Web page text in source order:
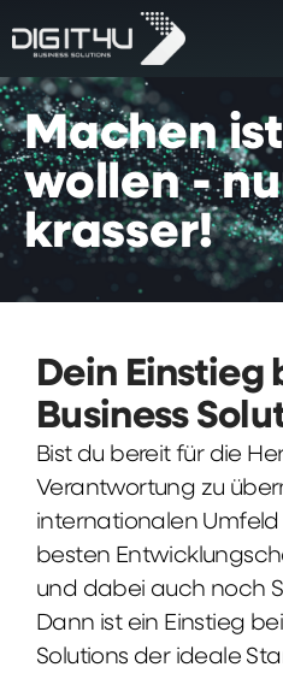
Machen ist
wollen -
krasser!
Dein Einstieg
Business
Bist du bereit für die
Verantwortung zu
internationalen
besten
und dabei auch noch
Dann ist ein Einstieg bei
Solutions der ideale